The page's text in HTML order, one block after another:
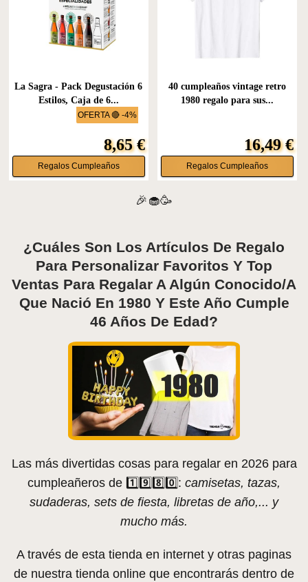
OFERTA 🔴 -4%
La Sagra - Pack Degustación 6
Estilos, Caja de 6...
8,65 €
Regalos Cumpleaños
40 cumpleaños vintage retro
1980 regalo para sus...
16,49 €
Regalos Cumpleaños
🎉🧁🥳
¿Cuáles Son Los Artículos De Regalo
Para Personalizar Favoritos Y Top
Ventas Para Regalar A Algún Conocido/a
Que Nació En 1980 Y Este Año Cumple
46 Años De Edad?
Las más divertidas cosas para regalar en 2026 para
cumpleañeros de 1️⃣9️⃣8️⃣0️⃣: camisetas, tazas,
sudaderas, sets de fiesta, libretas de año,... y
mucho más.
A través de esta tienda en internet y otras paginas
de nuestra tienda online que encontrarás dentro de